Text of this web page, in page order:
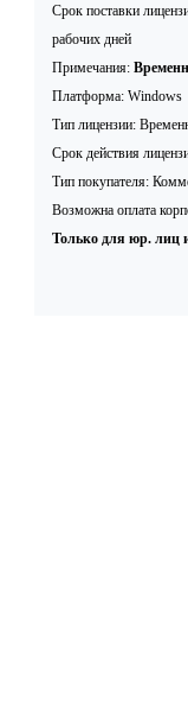
Срок поставки
рабочих дней
Примечания:
Платформа: Windows
Тип лицензии:
Срок действия
Тип покупателя:
Возможна оплата
Только для юр. лиц